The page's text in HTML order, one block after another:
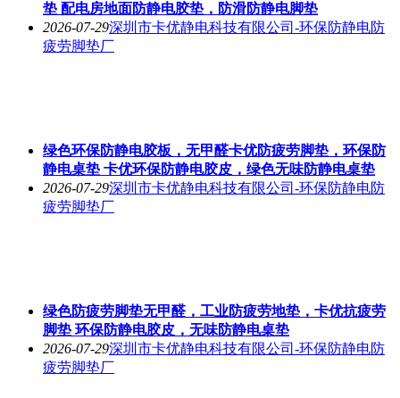
垫 配电房地面防静电胶垫，防滑防静电脚垫
2026-07-29深圳市卡优静电科技有限公司-环保防静电防
疲劳脚垫厂
绿色环保防静电胶板，无甲醛卡优防疲劳脚垫，环保防
静电桌垫 卡优环保防静电胶皮，绿色无味防静电桌垫
2026-07-29深圳市卡优静电科技有限公司-环保防静电防
疲劳脚垫厂
绿色防疲劳脚垫无甲醛，工业防疲劳地垫，卡优抗疲劳
脚垫 环保防静电胶皮，无味防静电桌垫
2026-07-29深圳市卡优静电科技有限公司-环保防静电防
疲劳脚垫厂